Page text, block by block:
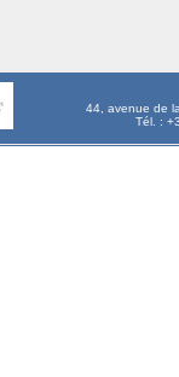
44, avenue de
Tél. :